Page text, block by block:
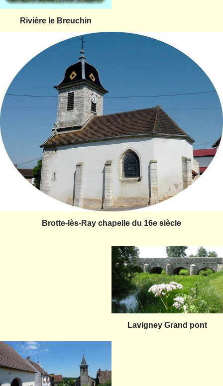
Rivière le Breuchin
Brotte-lès-Ray chapelle du 16e siècle
Lavigney Grand pont